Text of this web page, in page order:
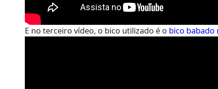
E no terceiro vídeo, o bico utilizado é o bico babado